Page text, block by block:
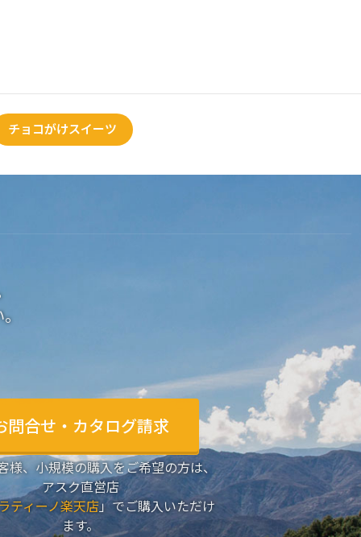
チョコがけスイーツ
問合せ・カタログ請求
様、小規模の購入をご希望の方は、
アスク直営店
ティーノ楽天店」でご購入いただけ
ます。